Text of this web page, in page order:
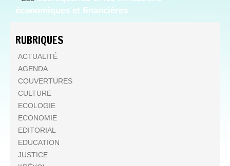
économiques et financières
RUBRIQUES
ACTUALITÉ
AGENDA
COUVERTURES
CULTURE
ECOLOGIE
ECONOMIE
EDITORIAL
EDUCATION
JUSTICE